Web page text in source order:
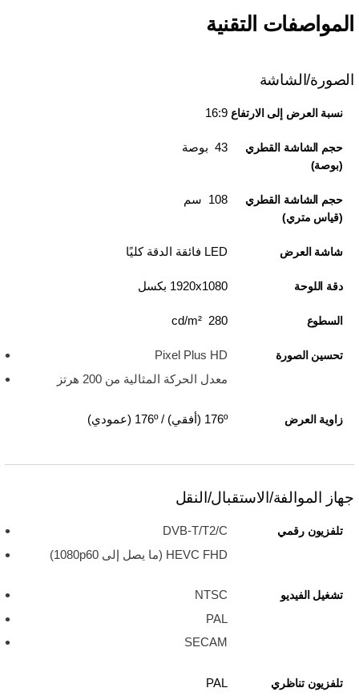
المواصفات التقنية
الصورة/الشاشة
نسبة العرض إلى الارتفاع 16:9
حجم الشاشة القطري
(بوصة)
43 بوصة
حجم الشاشة القطري
(قياس متري)
108 سم
شاشة العرض LED فائقة الدقة كليًا
دقة اللوحة 1920x1080 بكسل
السطوع 280 cd/m²
تحسين الصورة
Pixel Plus HD
معدل الحركة المثالية من 200 هرتز
زاوية العرض 176º (أفقي) / 176º (عمودي)
جهاز الموالفة/الاستقبال/النقل
تلفزيون رقمي
DVB-T/T2/C
HEVC FHD ‏(ما يصل إلى 1080p60)
تشغيل الفيديو
NTSC
PAL
SECAM
تلفزيون تناظري PAL